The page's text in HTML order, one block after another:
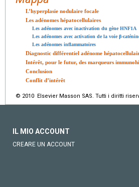
L’hyperplasie nodulaire focale
Les adénomes hépatocellulaires
Les adénomes avec inactivation du gène HNF1A
Les adénomes avec activation de la voie β-
Les adénomes inflammatoires
Diagnostic différentiel adénome
Intérêt, pour le futur, des marqueurs
Conclusion
Conflit d’intérêt
© 2010 Elsevier Masson SAS. Tutti i diritti
IL MIO ACCOUNT
CREARE UN ACCOUNT